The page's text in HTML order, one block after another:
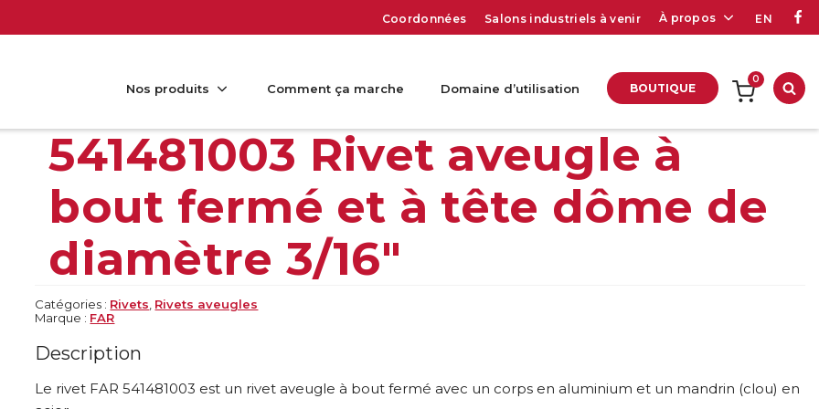
Coordonnées Salons industriels à venir À propos EN
Nos produits Comment ça marche Domaine d’utilisation BOUTIQUE
0
541481003 Rivet aveugle à
bout fermé et à tête dôme de
diamètre 3/16″
Catégories : Rivets Rivets aveugles
Marque : FAR
Description
Le rivet FAR 541481003 est un rivet aveugle à bout fermé avec un corps en aluminium et un mandrin (clou) en